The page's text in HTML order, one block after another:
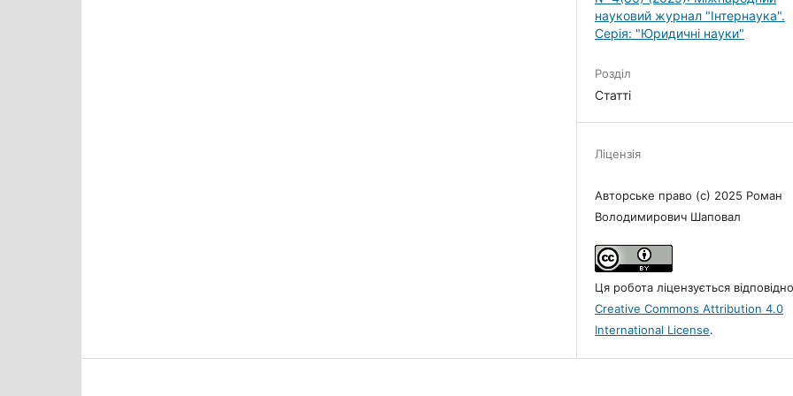
науковий журнал "Інтернаука".
Серія: "Юридичні науки"
Розділ
Статті
Ліцензія
Авторське право (c) 2025 Роман
Володимирович Шаповал
Ця робота ліцензується
Creative Commons Attribution 4.0
International License.